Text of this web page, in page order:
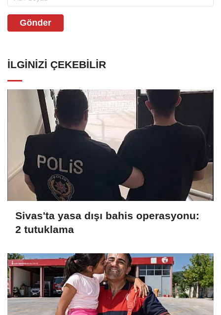
Gönder
İLGINIZI ÇEKEBILIR
Sivas'ta yasa dışı bahis operasyonu:
2 tutuklama